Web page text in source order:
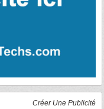
Créer Une Publicité